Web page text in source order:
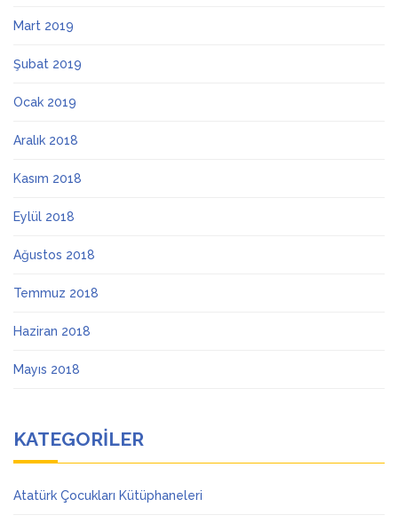
Mart 2019
Şubat 2019
Ocak 2019
Aralık 2018
Kasım 2018
Eylül 2018
Ağustos 2018
Temmuz 2018
Haziran 2018
Mayıs 2018
KATEGORILER
Atatürk Çocukları Kütüphaneleri